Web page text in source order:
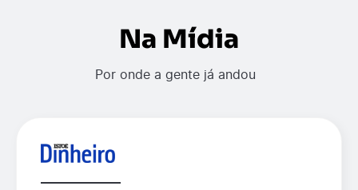
Na Mídia
Por onde a gente já andou